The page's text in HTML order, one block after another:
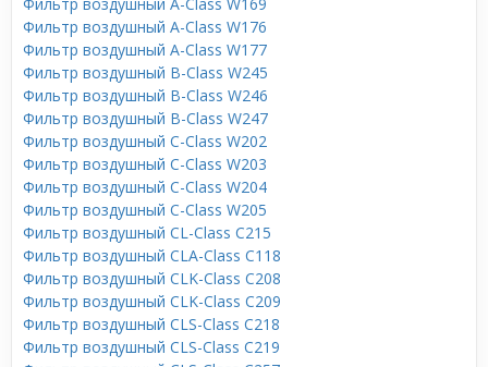
Фильтр воздушный A-Class W176
Фильтр воздушный A-Class W177
Фильтр воздушный B-Class W245
Фильтр воздушный B-Class W246
Фильтр воздушный B-Class W247
Фильтр воздушный C-Class W202
Фильтр воздушный C-Class W203
Фильтр воздушный C-Class W204
Фильтр воздушный C-Class W205
Фильтр воздушный CL-Class C215
Фильтр воздушный CLA-Class C118
Фильтр воздушный CLK-Class C208
Фильтр воздушный CLK-Class C209
Фильтр воздушный CLS-Class C218
Фильтр воздушный CLS-Class C219